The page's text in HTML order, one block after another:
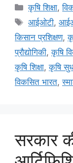
कृषि शिक्षा,
आईओटी,
किसान प्रशिक्षण,
प्रौद्योगिकी,कृषि
कृषि शिक्षा,कृषि
विकसित भारत,
सरकार